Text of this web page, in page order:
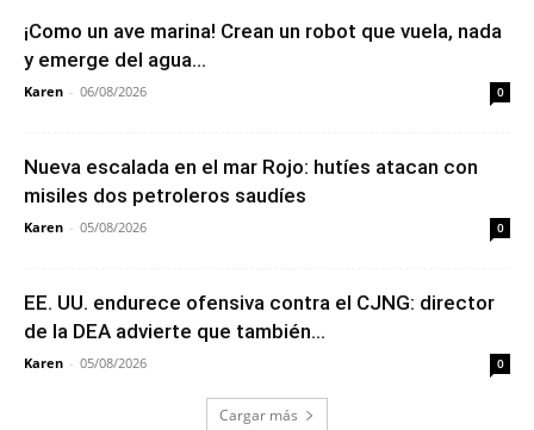
¡Como un ave marina! Crean un robot que vuela, nada
y emerge del agua...
Karen - 06/08/2026 0
Nueva escalada en el mar Rojo: hutíes atacan con
misiles dos petroleros saudíes
Karen - 05/08/2026 0
EE. UU. endurece ofensiva contra el CJNG: director
de la DEA advierte que también...
Karen - 05/08/2026 0
Cargar más